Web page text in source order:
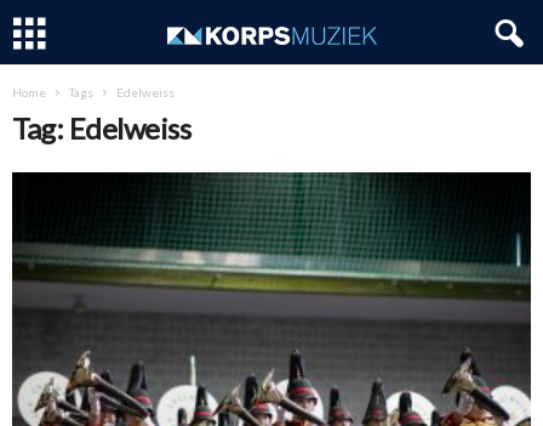
Home Tags Edelweiss
Tag: Edelweiss